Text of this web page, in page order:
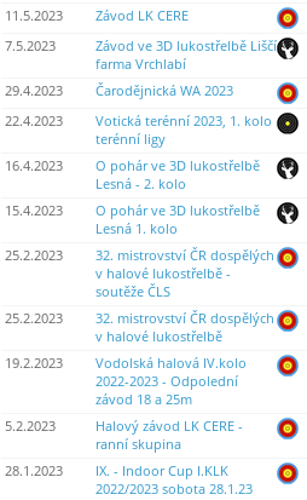
11.5.2023 Závod LK CERE
7.5.2023
Závod ve 3D lukostřelbě Liščí
farma Vrchlabí
29.4.2023 Čarodějnická WA 2023
22.4.2023
Votická terénní 2023, 1. kolo
terénní ligy
16.4.2023
O pohár ve 3D lukostřelbě
Lesná - 2. kolo
15.4.2023
O pohár ve 3D lukostřelbě
Lesná 1. kolo
25.2.2023
32. mistrovství ČR dospělých
v halové lukostřelbě -
soutěže ČLS
25.2.2023
32. mistrovství ČR dospělých
v halové lukostřelbě
19.2.2023
Vodolská halová IV.kolo
2022-2023 - Odpolední
závod 18 a 25m
5.2.2023
Halový závod LK CERE -
ranní skupina
28.1.2023
IX. - Indoor Cup I.KLK
2022/2023 sobota 28.1.23